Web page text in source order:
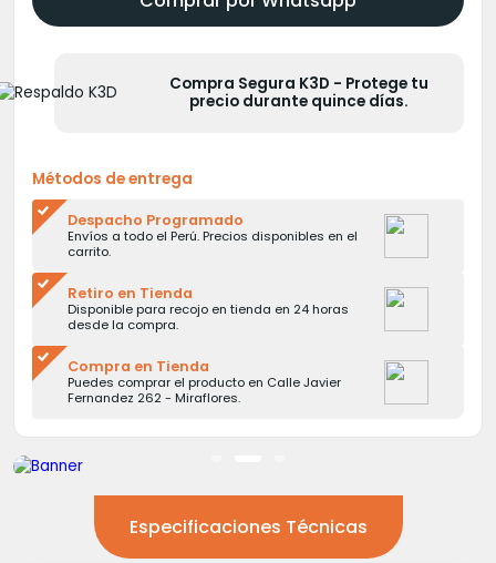
Compra Segura K3D - Protege tu
precio durante quince días.
Métodos de entrega
Despacho Programado
Envíos a todo el Perú. Precios disponibles en el
carrito.
Retiro en Tienda
Disponible para recojo en tienda en 24 horas
desde la compra.
Compra en Tienda
Puedes comprar el producto en Calle Javier
Fernandez 262 - Miraflores.
Especificaciones Técnicas